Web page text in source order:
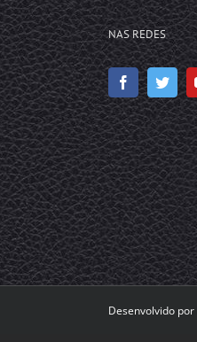
NAS REDES
Desenvolvido por